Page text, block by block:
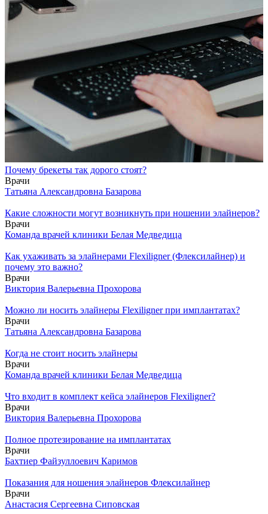
Почему брекеты так дорого стоят?
Врачи
Татьяна Александровна Базарова
Какие сложности могут возникнуть при ношении элайнеров?
Врачи
Команда врачей клиники Белая Медведица
Как ухаживать за элайнерами Flexiligner (Флексилайнер) и
почему это важно?
Врачи
Виктория Валерьевна Прохорова
Можно ли носить элайнеры Flexiligner при имплантатах?
Врачи
Татьяна Александровна Базарова
Когда не стоит носить элайнеры
Врачи
Команда врачей клиники Белая Медведица
Что входит в комплект кейса элайнеров Flexiligner?
Врачи
Виктория Валерьевна Прохорова
Полное протезирование на имплантатах
Врачи
Бахтиер Файзуллоевич Каримов
Показания для ношения элайнеров Флексилайнер
Врачи
Анастасия Сергеевна Сиповская